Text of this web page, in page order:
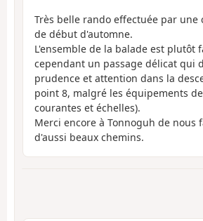
Très belle rando effectuée par une
de début d'automne.
L'ensemble de la balade est plutôt
cependant un passage délicat qui
prudence et attention dans la
point 8, malgré les équipements
courantes et échelles).
Merci encore à Tonnoguh de nous
d'aussi beaux chemins.